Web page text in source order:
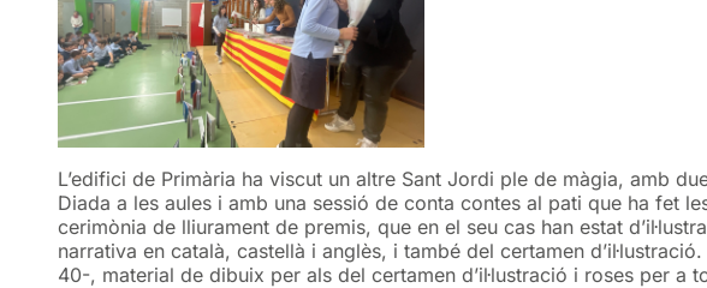
L’edifici de Primària ha viscut un altre Sant Jordi ple de màgia, amb
Diada a les aules i amb una sessió de conta contes al pati que ha fet
cerimònia de lliurament de premis, que en el seu cas han estat
narrativa en català, castellà i anglès, i també del certamen
40-, material de dibuix per als del certamen d’il·lustració i roses per a